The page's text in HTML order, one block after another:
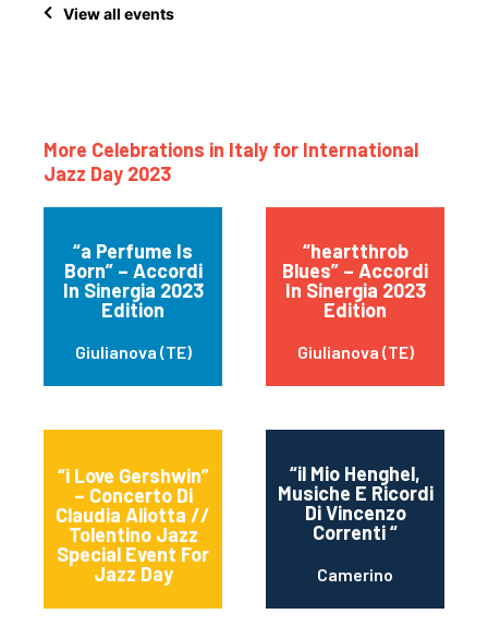
View all events
More Celebrations in Italy for International
Jazz Day 2023
“a Perfume Is
Born” – Accordi
In Sinergia 2023
Edition
Giulianova (TE)
“heartthrob
Blues” – Accordi
In Sinergia 2023
Edition
Giulianova (TE)
“i Love Gershwin”
– Concerto Di
Claudia Aliotta //
Tolentino Jazz
Special Event For
Jazz Day
Tolentino
(Macerata)
“il Mio Henghel,
Musiche E Ricordi
Di Vincenzo
Correnti “
Camerino